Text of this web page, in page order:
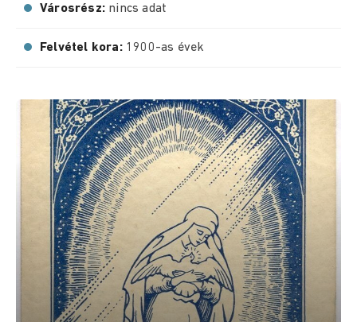
Városrész: nincs adat
Felvétel kora: 1900-as évek